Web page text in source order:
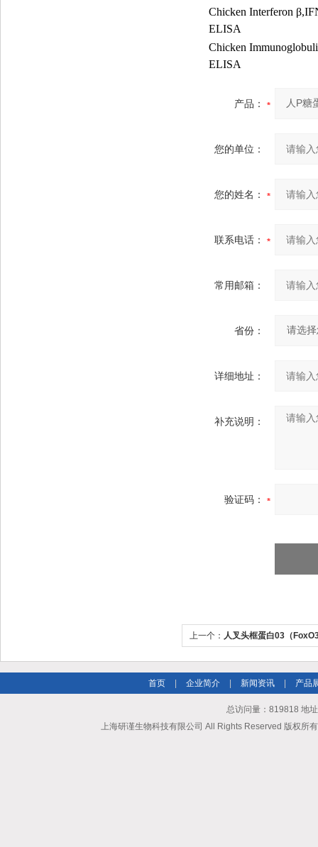
Chicken Interferon β
ELISA
Chicken
ELISA
产品：
您的单位：
您的姓名：
联系电话：
常用邮箱：
省份：
详细地址：
补充说明：
验证码：
上一个： 人叉头框蛋白03（
首页 企业简介 新闻资讯 产品
总访问量：819818 地
上海研谨生物科技有限公司 All Rights Reserved 版权所